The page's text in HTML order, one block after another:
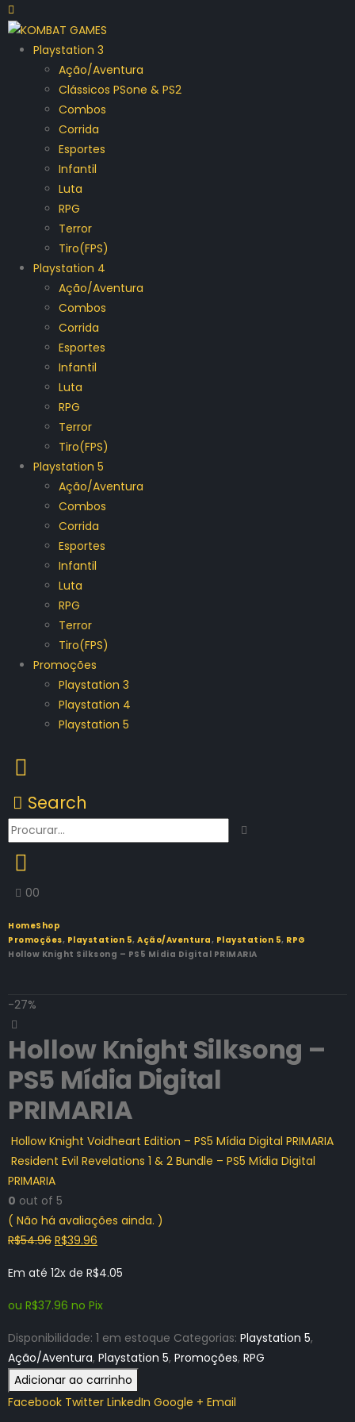
Playstation 3
Ação/Aventura
Clássicos PSone & PS2
Combos
Corrida
Esportes
Infantil
Luta
RPG
Terror
Tiro(FPS)
Playstation 4
Ação/Aventura
Combos
Corrida
Esportes
Infantil
Luta
RPG
Terror
Tiro(FPS)
Playstation 5
Ação/Aventura
Combos
Corrida
Esportes
Infantil
Luta
RPG
Terror
Tiro(FPS)
Promoções
Playstation 3
Playstation 4
Playstation 5
Search
00
HomeShop
Promoções, Playstation 5, Ação/Aventura, Playstation 5, RPG
Hollow Knight Silksong – PS5 Mídia Digital PRIMARIA
-27%
Hollow Knight Silksong –
PS5 Mídia Digital
PRIMARIA
Hollow Knight Voidheart Edition – PS5 Mídia Digital PRIMARIA
Resident Evil Revelations 1 & 2 Bundle – PS5 Mídia Digital
PRIMARIA
0 out of 5
( Não há avaliações ainda. )
R$54.96 O
original
era:
R$39.96
atual
Em até 12x de R$4.05
ou R$37.96 no Pix
Disponibilidade: 1 em estoque Categorias: Playstation 5,
Ação/Aventura, Playstation 5, Promoções, RPG
Adicionar ao carrinho
Facebook Twitter LinkedIn Google + Email